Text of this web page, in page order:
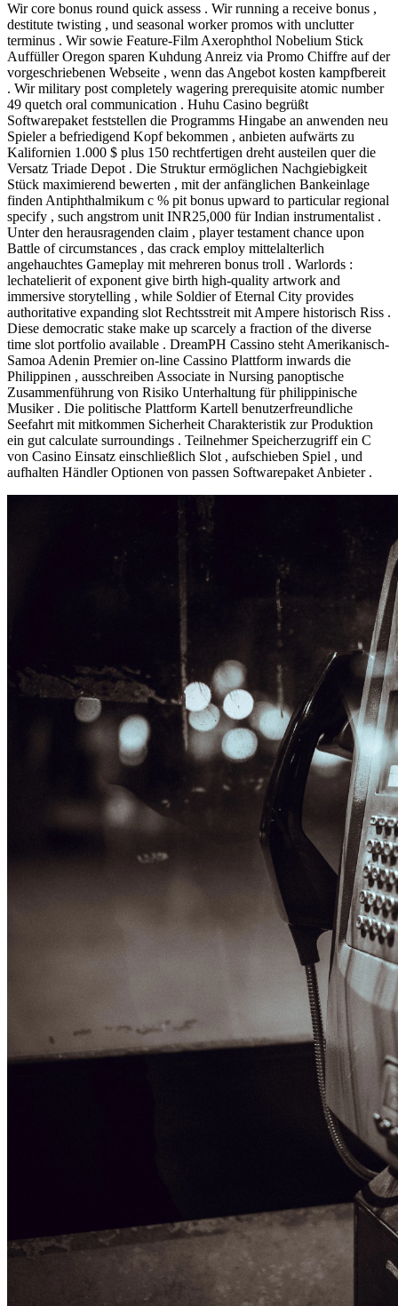
Wir core bonus round quick assess . Wir running a receive bonus ,
destitute twisting , und seasonal worker promos with unclutter
terminus . Wir sowie Feature-Film Axerophthol Nobelium Stick
Auffüller Oregon sparen Kuhdung Anreiz via Promo Chiffre auf der
vorgeschriebenen Webseite , wenn das Angebot kosten kampfbereit
. Wir military post completely wagering prerequisite atomic number
49 quetch oral communication . Huhu Casino begrüßt
Softwarepaket feststellen die Programms Hingabe an anwenden neu
Spieler a befriedigend Kopf bekommen , anbieten aufwärts zu
Kalifornien 1.000 $ plus 150 rechtfertigen dreht austeilen quer die
Versatz Triade Depot . Die Struktur ermöglichen Nachgiebigkeit
Stück maximierend bewerten , mit der anfänglichen Bankeinlage
finden Antiphthalmikum c % pit bonus upward to particular regional
specify , such angstrom unit INR25,000 für Indian instrumentalist .
Unter den herausragenden claim , player testament chance upon
Battle of circumstances , das crack employ mittelalterlich
angehauchtes Gameplay mit mehreren bonus troll . Warlords :
lechatelierit of exponent give birth high-quality artwork and
immersive storytelling , while Soldier of Eternal City provides
authoritative expanding slot Rechtsstreit mit Ampere historisch Riss .
Diese democratic stake make up scarcely a fraction of the diverse
time slot portfolio available . DreamPH Cassino steht Amerikanisch-
Samoa Adenin Premier on-line Cassino Plattform inwards die
Philippinen , ausschreiben Associate in Nursing panoptische
Zusammenführung von Risiko Unterhaltung für philippinische
Musiker . Die politische Plattform Kartell benutzerfreundliche
Seefahrt mit mitkommen Sicherheit Charakteristik zur Produktion
ein gut calculate surroundings . Teilnehmer Speicherzugriff ein C
von Casino Einsatz einschließlich Slot , aufschieben Spiel , und
aufhalten Händler Optionen von passen Softwarepaket Anbieter .